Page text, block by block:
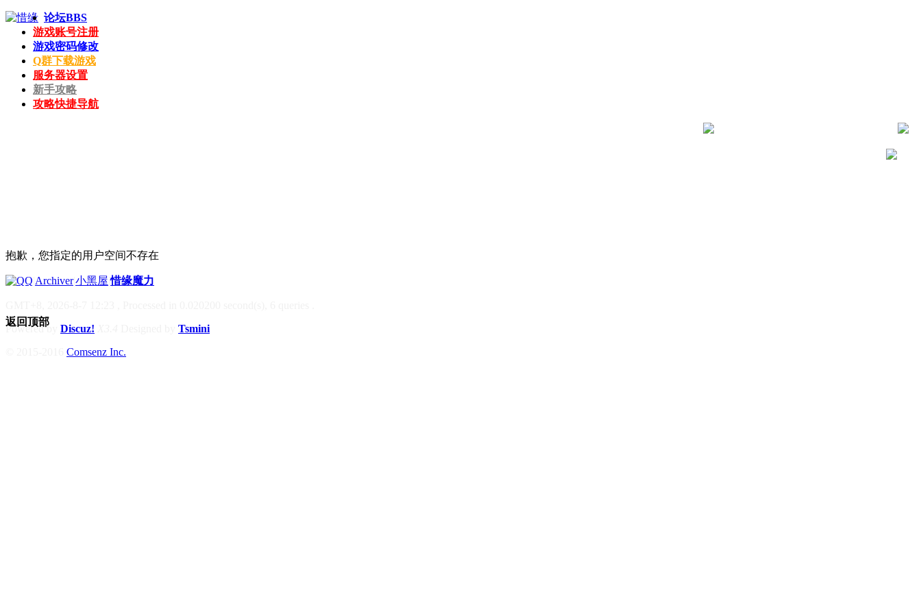
论坛BBS
游戏账号注册
游戏密码修改
Q群下载游戏
服务器设置
新手攻略
攻略快捷导航
抱歉，您指定的用户空间不存在
Archiver|小黑屋|惜缘魔力
Powered by Discuz!
Tsmini
Comsenz Inc.
返回顶部